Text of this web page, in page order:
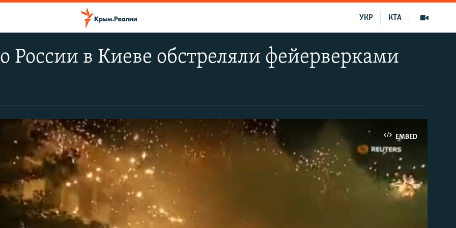
КТА
УКР
России в Киеве обстреляли фейерверками
EMBED